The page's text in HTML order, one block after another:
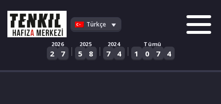
content
Türkçe
2026
2 7 |
2025
5 8 |
2024
7 4 |
Tümü
1 0 7 4